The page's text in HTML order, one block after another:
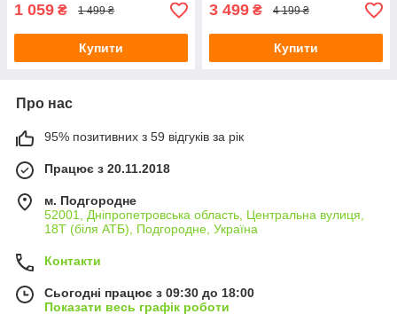
1 059 ₴ 1 499 ₴
Купити
3 499 ₴ 4 199 ₴
Купити
Про нас
95% позитивних з 59 відгуків за рік
Працює з 20.11.2018
м. Подгородне
52001, Дніпропетровська область, Центральна вулиця,
18Т (біля АТБ), Подгородне, Україна
Контакти
Сьогодні працює з 09:30 до 18:00
Показати весь графік роботи